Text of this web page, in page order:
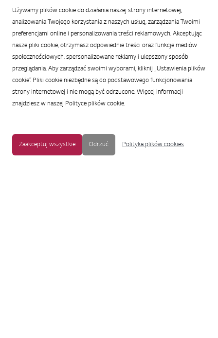
Podsumowanie:
Używamy plików cookie do działania naszej strony internetowej,
analizowania Twojego korzystania z naszych usług, zarządzania Twoimi
preferencjami online i personalizowania treści reklamowych. Akceptując
nasze pliki cookie, otrzymasz odpowiednie treści oraz funkcje mediów
społecznościowych, spersonalizowane reklamy i ulepszony sposób
przeglądania. Aby zarządzać swoimi wyborami, kliknij „Ustawienia plików
cookie”. Pliki cookie niezbędne są do podstawowego funkcjonowania
strony internetowej i nie mogą być odrzucone. Więcej informacji
znajdziesz w naszej Polityce plików cookie.
Zaakceptuj wszystkie Odrzuć Polityka plików cookies